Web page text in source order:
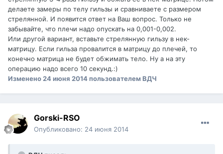
делаете замеры по телу гильзы и сравниваете с размером
стрелянной. И появится ответ на Ваш вопрос. Только не
забывайте, что плечи надо опускать на 0,001-0,002.
Или другой вариант, вставьте стрелянную гильзу в нек-
матрицу. Если гильза провалится в матрицу до плечей, то
конечно матрица не будет обжимать тело. Ну а на эту
операцию надо всего 10 секунд.:)
Изменено24 июня 2014пользователем ВДЧ
Gorski-RSO
Опубликовано: 24 июня 2014